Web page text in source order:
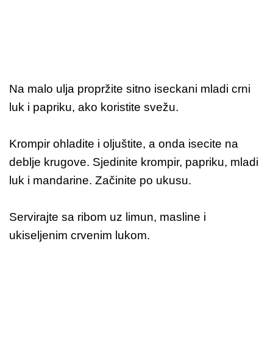
Na malo ulja propržite sitno iseckani mladi crni
luk i papriku, ako koristite svežu.
Krompir ohladite i oljuštite, a onda isecite na
deblje krugove. Sjedinite krompir, papriku, mladi
luk i mandarine. Začinite po ukusu.
Servirajte sa ribom uz limun, masline i
ukiseljenim crvenim lukom.